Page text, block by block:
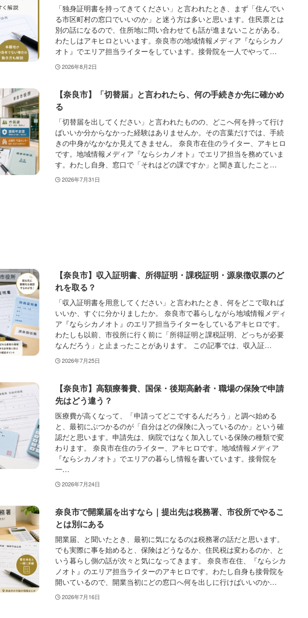
「独身証明書を持ってきてください」と言われたとき、まず「住んでい
る市区町村の窓口でいいのか」と迷う方は多いと思います。住民票とは
別の話になるので、住所地に問い合わせても話が進まないことがある。
わたしはアキヒロといいます。奈良市の地域情報メディア『ならシカノ
オト』でエリア担当ライターをしています。接骨院を一人でやって…
2026年8月2日
【奈良市】「切替届」と言われたら、何の手続きか先に確かめ
る
「切替届を出してください」と言われたものの、どこへ何を持って行け
ばいいか分からなかった経験はありませんか。その言葉だけでは、手続
きの中身がなかなか見えてきません。 奈良市在住のライター、アキヒロ
です。地域情報メディア『ならシカノオト』でエリア担当を務めていま
す。わたし自身、窓口で「それはどの課ですか」と聞き直したこと…
2026年7月31日
【奈良市】収入証明書、所得証明・課税証明・源泉徴収票のど
れを取る？
「収入証明書を用意してください」と言われたとき、何をどこで取れば
いいか、すぐに分かりましたか。 奈良市で暮らしながら地域情報メディ
ア『ならシカノオト』のエリア担当ライターをしているアキヒロです。
わたしも以前、市役所に行く前に「所得証明と課税証明、どっちが必要
なんだろう」と止まったことがあります。 この記事では、収入証…
2026年7月25日
【奈良市】高額療養費、国保・後期高齢者・職場の保険で申請
先はどう違う？
医療費が高くなって、「申請ってどこでするんだろう」と調べ始める
と、最初にぶつかるのが「自分はどの保険に入っているのか」という確
認だと思います。申請先は、病院ではなく加入している保険の種類で変
わります。 奈良市在住のライター、アキヒロです。地域情報メディア
『ならシカノオト』でエリアの暮らし情報を書いています。接骨院を
一…
2026年7月24日
奈良市で開業届を出すなら｜提出先は税務署、市役所でやるこ
とは別にある
開業届、と聞いたとき、最初に気になるのは税務署の話だと思います。
でも実際に事を始めると、保険はどうなるか、住民税は変わるのか、と
いう暮らし側の話が次々と気になってきます。 奈良市在住、『ならシカ
ノオト』のエリア担当ライターのアキヒロです。わたし自身も接骨院を
開いているので、開業当初にどの窓口へ何を出しに行けばいいのか…
2026年7月16日